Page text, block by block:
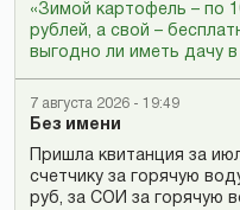
«Зимой картофель – по
рублей, а свой –
выгодно ли иметь дачу в
7 августа 2026 - 19:49
Без имени
Пришла квитанция за
счетчику за горячую
руб, за СОИ за горячую